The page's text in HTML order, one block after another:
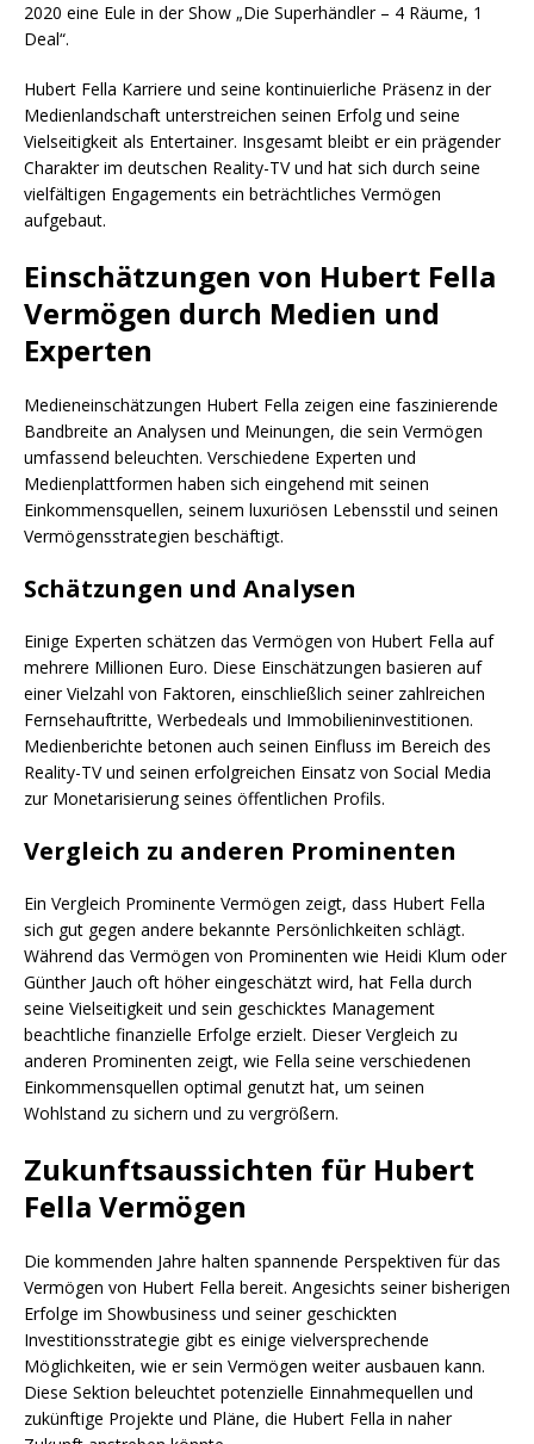
2020 eine Eule in der Show „Die Superhändler – 4 Räume, 1
Deal“.
Hubert Fella Karriere und seine kontinuierliche Präsenz in der
Medienlandschaft unterstreichen seinen Erfolg und seine
Vielseitigkeit als Entertainer. Insgesamt bleibt er ein prägender
Charakter im deutschen Reality-TV und hat sich durch seine
vielfältigen Engagements ein beträchtliches Vermögen
aufgebaut.
Einschätzungen von Hubert Fella
Vermögen durch Medien und
Experten
Medieneinschätzungen Hubert Fella zeigen eine faszinierende
Bandbreite an Analysen und Meinungen, die sein Vermögen
umfassend beleuchten. Verschiedene Experten und
Medienplattformen haben sich eingehend mit seinen
Einkommensquellen, seinem luxuriösen Lebensstil und seinen
Vermögensstrategien beschäftigt.
Schätzungen und Analysen
Einige Experten schätzen das Vermögen von Hubert Fella auf
mehrere Millionen Euro. Diese Einschätzungen basieren auf
einer Vielzahl von Faktoren, einschließlich seiner zahlreichen
Fernsehauftritte, Werbedeals und Immobilieninvestitionen.
Medienberichte betonen auch seinen Einfluss im Bereich des
Reality-TV und seinen erfolgreichen Einsatz von Social Media
zur Monetarisierung seines öffentlichen Profils.
Vergleich zu anderen Prominenten
Ein Vergleich Prominente Vermögen zeigt, dass Hubert Fella
sich gut gegen andere bekannte Persönlichkeiten schlägt.
Während das Vermögen von Prominenten wie Heidi Klum oder
Günther Jauch oft höher eingeschätzt wird, hat Fella durch
seine Vielseitigkeit und sein geschicktes Management
beachtliche finanzielle Erfolge erzielt. Dieser Vergleich zu
anderen Prominenten zeigt, wie Fella seine verschiedenen
Einkommensquellen optimal genutzt hat, um seinen
Wohlstand zu sichern und zu vergrößern.
Zukunftsaussichten für Hubert
Fella Vermögen
Die kommenden Jahre halten spannende Perspektiven für das
Vermögen von Hubert Fella bereit. Angesichts seiner bisherigen
Erfolge im Showbusiness und seiner geschickten
Investitionsstrategie gibt es einige vielversprechende
Möglichkeiten, wie er sein Vermögen weiter ausbauen kann.
Diese Sektion beleuchtet potenzielle Einnahmequellen und
zukünftige Projekte und Pläne, die Hubert Fella in naher